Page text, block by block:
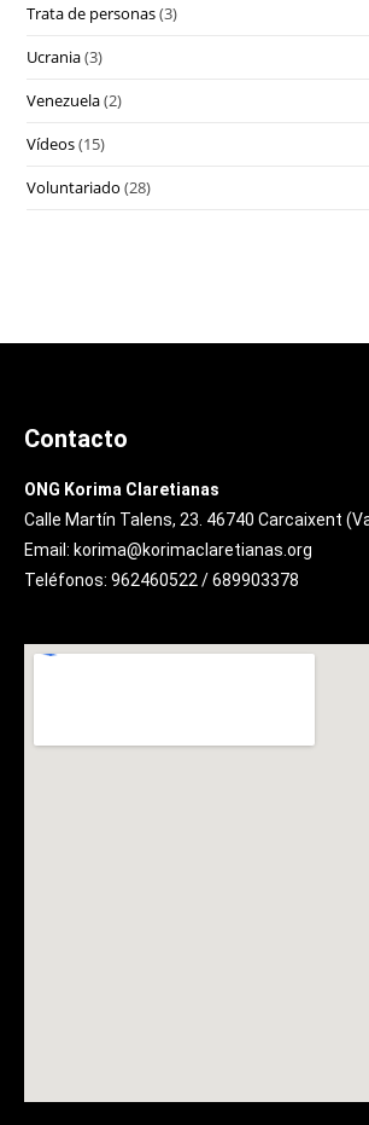
Trata de personas(3)
Ucrania(3)
Venezuela(2)
Vídeos(15)
Voluntariado (28)
Contacto
ONG Korima Claretianas
Calle Martín Talens, 23. 46740 Carcaixent
Email: korima@korimaclaretianas.org
Teléfonos: 962460522 / 689903378